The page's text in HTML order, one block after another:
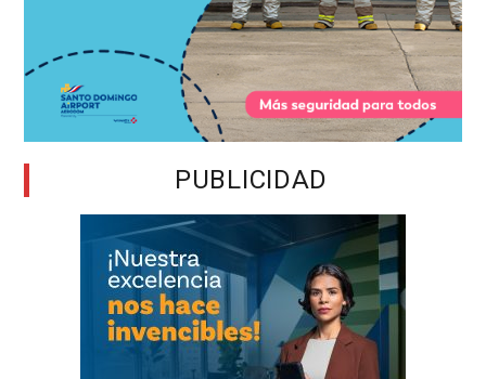
PUBLICIDAD